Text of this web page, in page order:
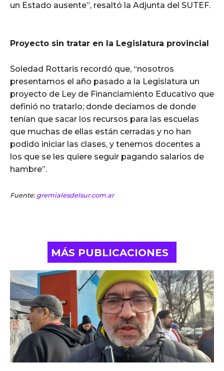
un Estado ausente”, resaltó la Adjunta del SUTEF.
Proyecto sin tratar en la Legislatura provincial
Soledad Rottaris recordó que, “nosotros
presentamos el año pasado a la Legislatura un
proyecto de Ley de Financiamiento Educativo que
definió no tratarlo; donde decíamos de donde
tenían que sacar los recursos para las escuelas
que muchas de ellas están cerradas y no han
podido iniciar las clases, y tenemos docentes a
los que se les quiere seguir pagando salarios de
hambre”.
Fuente: gremialesdelsur.com.ar
MÁS PUBLICACIONES